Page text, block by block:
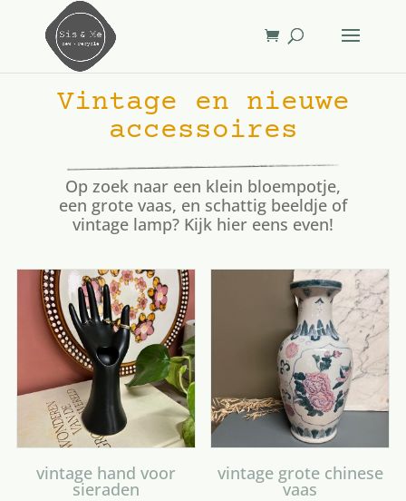
Vintage en nieuwe
accessoires
Op zoek naar een klein bloempotje,
een grote vaas, en schattig beeldje of
vintage lamp? Kijk hier eens even!
vintage hand voor
sieraden
vintage grote chinese
vaas